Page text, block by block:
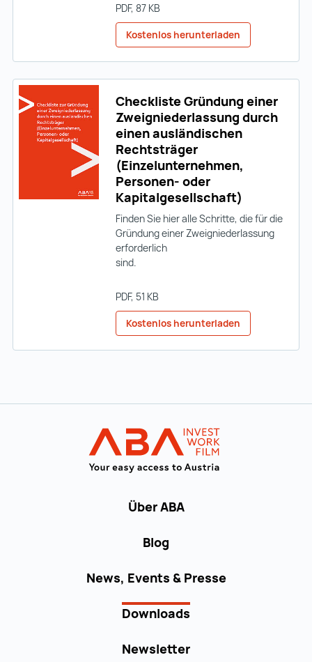
PDF, 87 KB
Kostenlos herunterladen
Checkliste Gründung einer
Zweigniederlassung durch
einen ausländischen
Rechtsträger
(Einzelunternehmen,
Personen- oder
Kapitalgesellschaft)
Finden Sie hier alle Schritte, die für die
Gründung einer Zweigniederlassung
erforderlich
sind.
PDF, 51 KB
Kostenlos herunterladen
Über ABA
Blog
News, Events & Presse
Downloads
Newsletter